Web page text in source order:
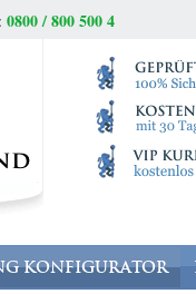
0800 / 800 500 4
KONFIGURATOR